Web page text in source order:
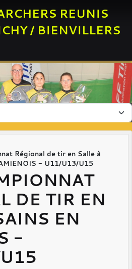
REUNIS
/ BIENVILLERS
Régional de tir en Salle à
- U11/U13/U15
DE TIR EN
EN
-